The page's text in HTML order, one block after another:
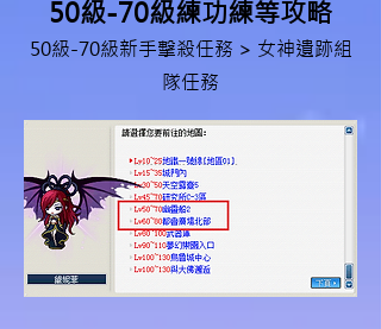
50級-70級練功練等攻略
50級-70級新手擊殺任務 > 女神遺跡組
隊任務